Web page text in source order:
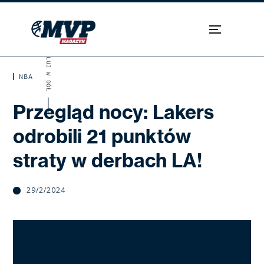
NBA
Przegląd nocy: Lakers
odrobili 21 punktów
straty w derbach LA!
29/2/2024
SKROLUJ W DÓŁ